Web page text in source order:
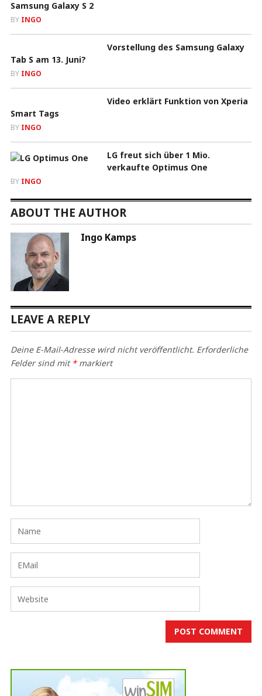
Samsung Galaxy S 2
BY INGO
Vorstellung des Samsung Galaxy
Tab S am 13. Juni?
BY INGO
Video erklärt Funktion von Xperia
Smart Tags
BY INGO
LG freut sich über 1 Mio.
verkaufte Optimus One
BY INGO
ABOUT THE AUTHOR
Ingo Kamps
LEAVE A REPLY
Deine E-Mail-Adresse wird nicht veröffentlicht. Erforderliche
Felder sind mit *markiert